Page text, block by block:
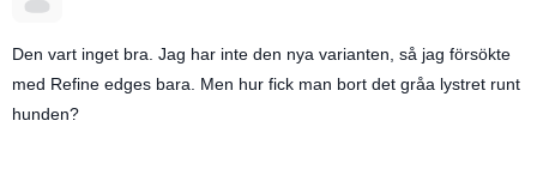
Den vart inget bra. Jag har inte den nya varianten, så jag försökte
med Refine edges bara. Men hur fick man bort det gråa lystret runt
hunden?